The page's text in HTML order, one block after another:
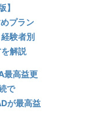
】
プラン
験者別
解説
最高益更
で
が最高益